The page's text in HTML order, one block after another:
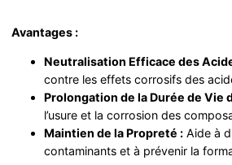
Avantages :
Neutralisation Efficace des
contre les effets corrosifs des
Prolongation de la Durée de Vie
l’usure et la corrosion des
Maintien de la Propreté : Aide à
contaminants et à prévenir la